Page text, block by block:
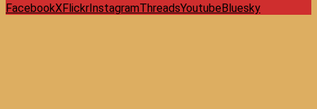
FacebookXFlickrInstagramThreadsYoutubeBluesky